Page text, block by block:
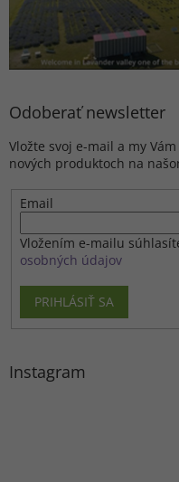
Odoberať newsletter
Vložte svoj e-mail a my
nových produktoch na
Email
Vložením e-mailu
osobných údajov
PRIHLÁSIŤ SA
Instagram